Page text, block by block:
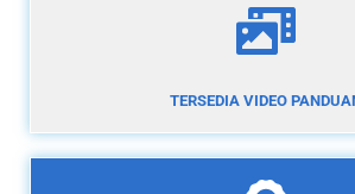
TERSEDIA VIDEO